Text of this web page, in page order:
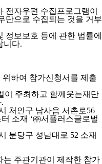
전자우편 수집프로그램이
단으로 수집되는 것을 거부
정보보호 등에 관한 법률에
니다.
위하여 참가신청서를 제출
이 주최하고 함께웃는재단
처인구 남사읍 서촌로56
소재 ‘㈜서플러스글로벌
분당구 성남대로 52 소재
는 주관기관이 제작한 참가